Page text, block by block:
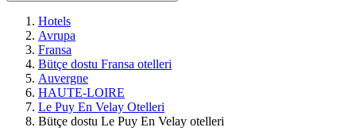
Hotels
Avrupa
Fransa
Bütçe dostu Fransa otelleri
Auvergne
HAUTE-LOIRE
Le Puy En Velay Otelleri
Bütçe dostu Le Puy En Velay otelleri